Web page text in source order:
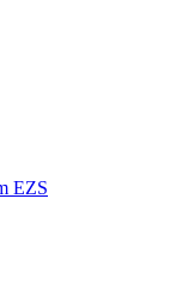
EZS